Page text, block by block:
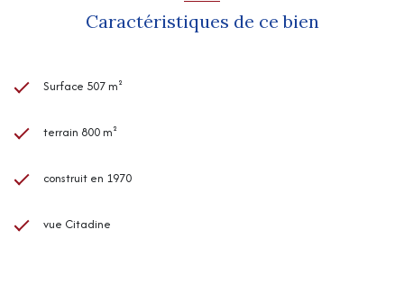
Caractéristiques de ce bien
Surface 507 m²
terrain 800 m²
construit en 1970
vue Citadine